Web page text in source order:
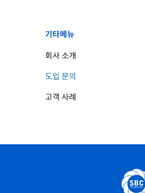
기타메뉴
회사 소개
도입 문의
고객 사례